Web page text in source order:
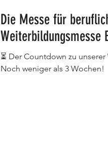
Die Messe für
Weiterbildungsmesse
⏳ Der Countdown zu
Noch weniger als 3 Wochen!